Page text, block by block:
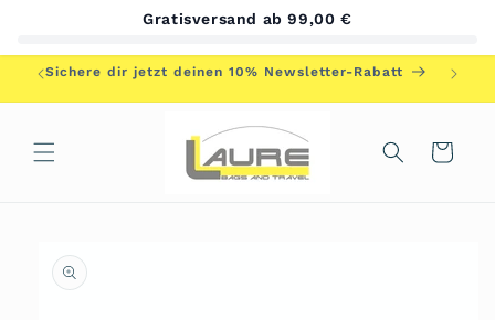
Sichere dir jetzt deinen 10% Newsletter-Rabatt
Warenkorb
Gratisversand ab 99,00 €